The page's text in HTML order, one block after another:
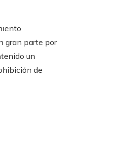
gran parte por
un
de